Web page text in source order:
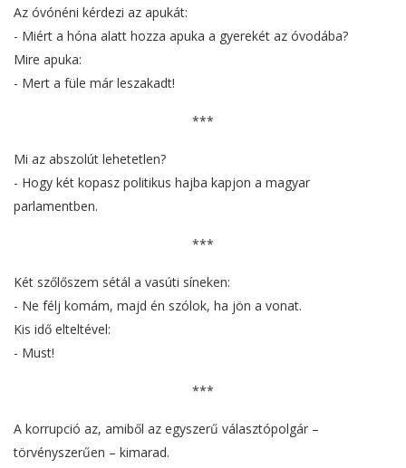
Az óvónéni kérdezi az apukát:
- Miért a hóna alatt hozza apuka a gyerekét az óvodába?
Mire apuka:
- Mert a füle már leszakadt!
***
Mi az abszolút lehetetlen?
- Hogy két kopasz politikus hajba kapjon a magyar
parlamentben.
***
Két szőlőszem sétál a vasúti síneken:
- Ne félj komám, majd én szólok, ha jön a vonat.
Kis idő elteltével:
- Must!
***
A korrupció az, amiből az egyszerű választópolgár –
törvényszerűen – kimarad.